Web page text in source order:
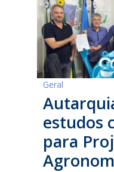
Geral
estudos
para